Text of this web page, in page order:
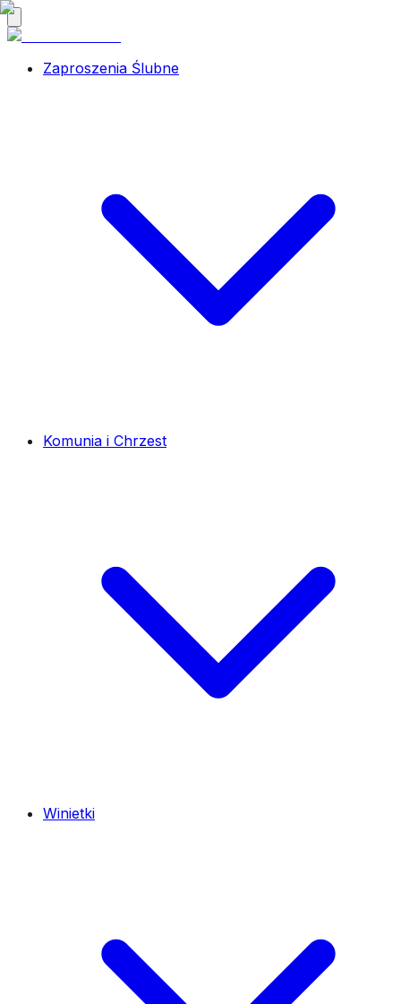
Zaproszenia Ślubne
Komunia i Chrzest
Winietki